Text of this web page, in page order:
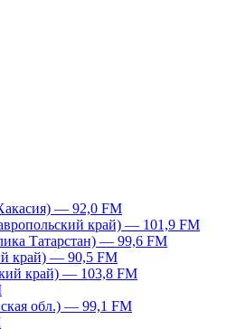
— 92,0 FM
край) — 101,9 FM
Татарстан) — 99,6 FM
край) — 90,5 FM
край) — 103,8 FM
обл.) — 99,1 FM